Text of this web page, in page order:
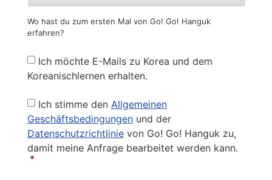
Wo hast du zum ersten Mal von Go! Go! Hanguk
erfahren?
Newsletter
Ich möchte E-Mails zu Korea und dem
Koreanischlernen erhalten.
Privacy
Policy *
Ich stimme den Allgemeinen
Geschäftsbedingungenund der
Datenschutzrichtlinievon Go! Go! Hanguk zu,
damit meine Anfrage bearbeitet werden kann.
*